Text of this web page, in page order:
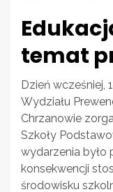
temat
Dzień wcześniej,
Wydziału
Chrzanowie
Szkoły
wydarzenia było
konsekwencji
środowisku